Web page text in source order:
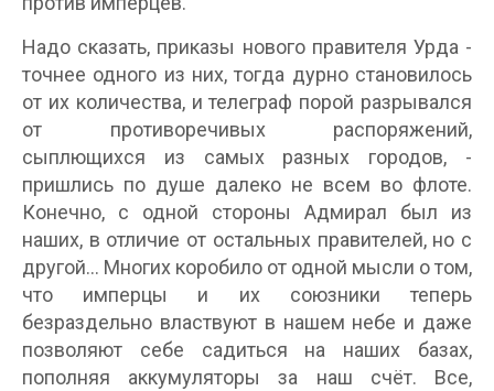
Надо сказать, приказы нового правителя Урда -
точнее одного из них, тогда дурно становилось
от их количества, и телеграф порой разрывался
от противоречивых распоряжений,
сыплющихся из самых разных городов, -
пришлись по душе далеко не всем во флоте.
Конечно, с одной стороны Адмирал был из
наших, в отличие от остальных правителей, но с
другой... Многих коробило от одной мысли о том,
что имперцы и их союзники теперь
безраздельно властвуют в нашем небе и даже
позволяют себе садиться на наших базах,
пополняя аккумуляторы за наш счёт. Все,